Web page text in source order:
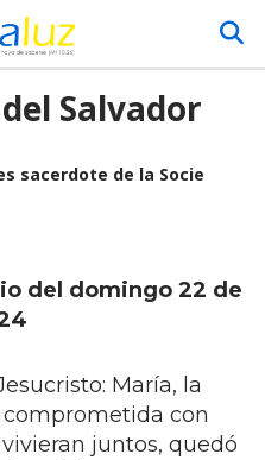
Salvador
sacerdote de la Socie
del domingo 22 de
María, la
comprometida con
juntos, quedó